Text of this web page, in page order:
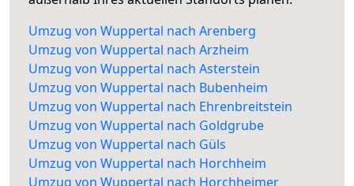
Umzug von Wuppertal nach Arenberg
Umzug von Wuppertal nach Arzheim
Umzug von Wuppertal nach Asterstein
Umzug von Wuppertal nach Bubenheim
Umzug von Wuppertal nach Ehrenbreitstein
Umzug von Wuppertal nach Goldgrube
Umzug von Wuppertal nach Güls
Umzug von Wuppertal nach Horchheim
Umzug von Wuppertal nach Horchheimer